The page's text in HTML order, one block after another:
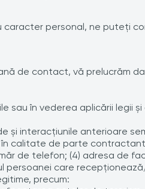
caracter personal, ne puteţi
de contact, vă prelucrăm
sau în vederea aplicării legii
şi interacţiunile anterioare
în calitate de parte
de telefon; (4) adresa de
persoanei care
precum: